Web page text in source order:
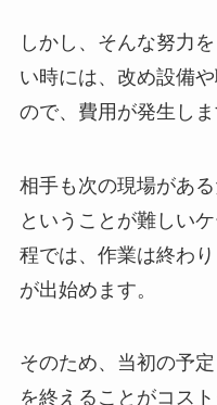
しかし、そんな努力
い時には、改め設備
ので、費用が発生しま
相手も次の現場があ
ということが難しい
程では、作業は終わ
が出始めます。
そのため、当初の予
を終えることがコス